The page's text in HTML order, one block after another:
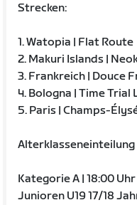
Strecken:
1. Watopia | Flat Route
2. Makuri Islands |
3. Frankreich | Douce
4. Bologna | Time
5. Paris | Champs-
Alterklasseneinteilung
Kategorie A | 18:00 Uhr
Junioren U19 17/18